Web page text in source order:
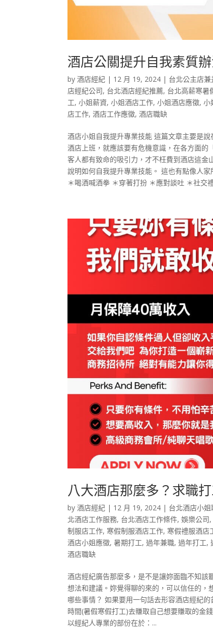
酒店公關提升自我素質
by酒店經紀 | 12 月 19, 2024 | 台北公主店兼
店經紀公司, 台北酒店經紀推薦, 台北高薪寒暑
工,小姐薪資,小姐酒店工作,小姐酒店應徵,小
店工作,酒店工作應徵,酒店職缺
酒店小姐自我提升專業技能 這篇文章主要是
酒店上班，就應該要有危機意識，在各方面
客人都有致命的吸引力，才不枉費到酒店這
說明如何自我提升專業技能。 這也有點像人
＊喝酒喊酒拳 ＊穿著打扮 ＊應對談吐 ＊社交
八大酒店那麼多？求職
by酒店經紀 | 12 月 19, 2024 | 台北酒店小姐
北酒店工作服務, 台北酒店工作條件,娛樂公司
制服店工作, 寒假制服酒店工作, 寒假禮服酒店
酒店小姐應徵,暑期打工,過年兼職,過年打工,
酒店職缺
酒店經紀廣告那麼多，是不是讓妳面臨不知
想法和建議。妳覺得聊的來的，可以信任的
哪些事情？ 如果要用一句話去形容酒店經紀
時間(暑假寒假打工)去賺取自己想要賺取的金
以經紀人專業的部份在於：...